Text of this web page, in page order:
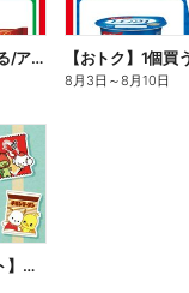
【おトク】1個買うと1個もらえる/アイス
8月3日 ～8月10日
【サンリオ×メーカーマスコット】オリジナルグッズ貰える!